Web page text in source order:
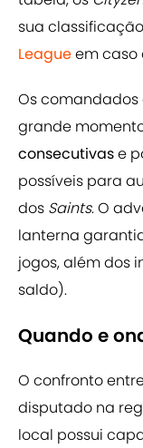
sua
Leagueem caso
Os comandados
grande
consecutivase
possíveis para
dos Saints. O
lanterna
jogos, além dos
saldo).
Quando e
O confronto
disputado na
local possui